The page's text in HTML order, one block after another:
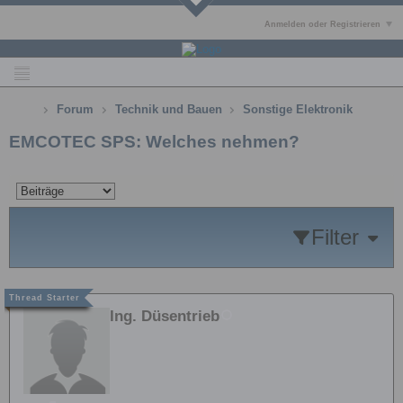
Anmelden oder Registrieren
Forum Technik und Bauen Sonstige Elektronik
EMCOTEC SPS: Welches nehmen?
Filter
Ing. Düsentrieb